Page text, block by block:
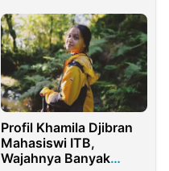
Profil Khamila Djibran
Mahasiswi ITB,
Wajahnya Banyak